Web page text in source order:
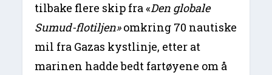
tilbake flere skip fra «Den globale
Sumud-flotiljen»omkring 70 nautiske
mil fra Gazas kystlinje, etter at
marinen hadde bedt fartøyene om å